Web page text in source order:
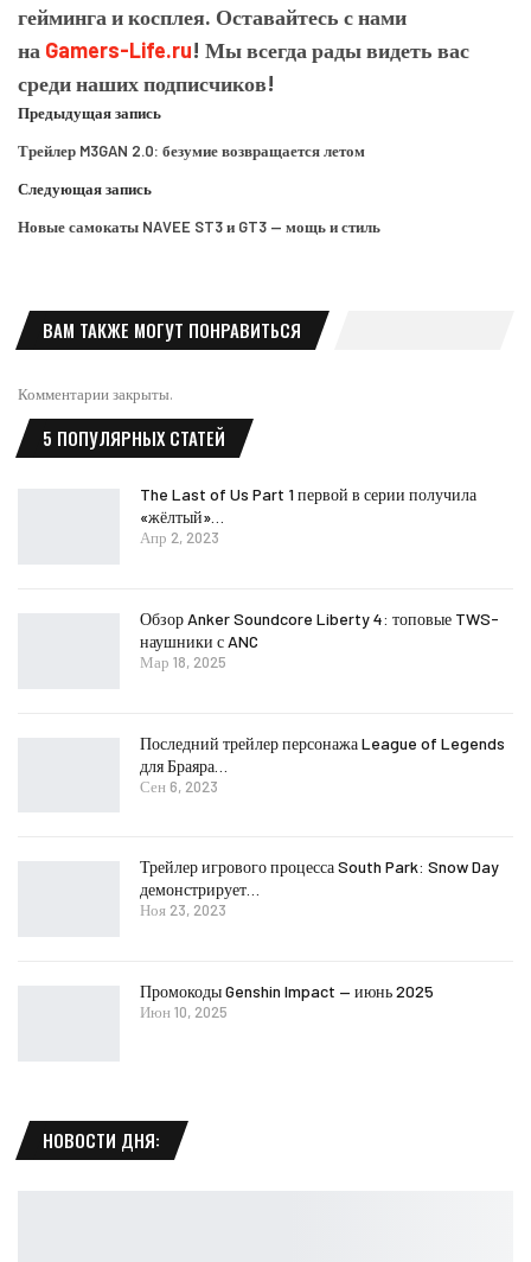
гейминга и косплея. Оставайтесь с нами
на Gamers-Life.ru! Мы всегда рады видеть вас
среди наших подписчиков!
Предыдущая запись
Трейлер M3GAN 2.0: безумие возвращается летом
Следующая запись
Новые самокаты NAVEE ST3 и GT3 — мощь и стиль
ВАМ ТАКЖЕ МОГУТ ПОНРАВИТЬСЯ
Комментарии закрыты.
5 ПОПУЛЯРНЫХ СТАТЕЙ
The Last of Us Part 1 первой в серии получила
«жёлтый»…
Апр 2, 2023
Обзор Anker Soundcore Liberty 4: топовые TWS-
наушники с ANC
Мар 18, 2025
Последний трейлер персонажа League of Legends
для Браяра…
Сен 6, 2023
Трейлер игрового процесса South Park: Snow Day
демонстрирует…
Ноя 23, 2023
Промокоды Genshin Impact — июнь 2025
Июн 10, 2025
НОВОСТИ ДНЯ: